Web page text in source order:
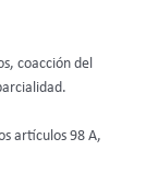
coacción del
artículos 98 A,